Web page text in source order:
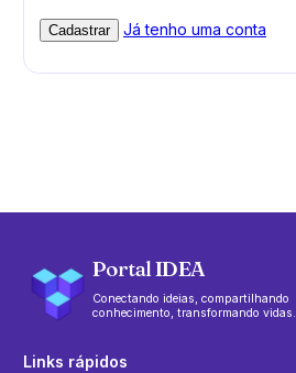
Cadastrar Já tenho uma conta
Portal IDEA
Conectando ideias, compartilhando
conhecimento, transformando vidas.
Links rápidos